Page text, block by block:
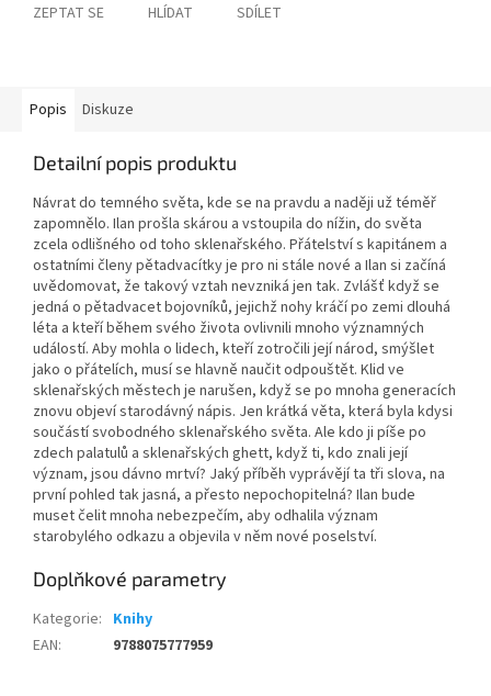
ZEPTAT SE HLÍDAT SDÍLET
Popis Diskuze
Detailní popis produktu
Návrat do temného světa, kde se na pravdu a naději už téměř
zapomnělo. Ilan prošla skárou a vstoupila do nížin, do světa
zcela odlišného od toho sklenařského. Přátelství s kapitánem a
ostatními členy pětadvacítky je pro ni stále nové a Ilan si začíná
uvědomovat, že takový vztah nevzniká jen tak. Zvlášť když se
jedná o pětadvacet bojovníků, jejichž nohy kráčí po zemi dlouhá
léta a kteří během svého života ovlivnili mnoho významných
událostí. Aby mohla o lidech, kteří zotročili její národ, smýšlet
jako o přátelích, musí se hlavně naučit odpouštět. Klid ve
sklenařských městech je narušen, když se po mnoha generacích
znovu objeví starodávný nápis. Jen krátká věta, která byla kdysi
součástí svobodného sklenařského světa. Ale kdo ji píše po
zdech palatulů a sklenařských ghett, když ti, kdo znali její
význam, jsou dávno mrtví? Jaký příběh vyprávějí ta tři slova, na
první pohled tak jasná, a přesto nepochopitelná? Ilan bude
muset čelit mnoha nebezpečím, aby odhalila význam
starobylého odkazu a objevila v něm nové poselství.
Doplňkové parametry
Kategorie: Knihy
EAN: 9788075777959